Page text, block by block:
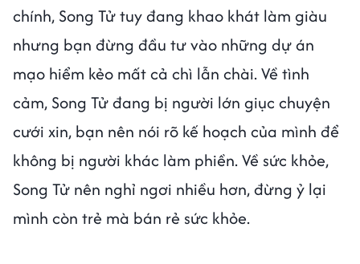
chính, Song Tử tuy đang khao khát làm giàu
nhưng bạn đừng đầu tư vào những dự án
mạo hiểm kẻo mất cả chì lẫn chài. Về tình
cảm, Song Tử đang bị người lớn giục chuyện
cưới xin, bạn nên nói rõ kế hoạch của mình để
không bị người khác làm phiền. Về sức khỏe,
Song Tử nên nghỉ ngơi nhiều hơn, đừng ỷ lại
mình còn trẻ mà bán rẻ sức khỏe.